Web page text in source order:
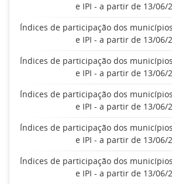
e IPI - a partir de 13/06/
Índices de participação dos
e IPI - a partir de 13/06/
Índices de participação dos
e IPI - a partir de 13/06/
Índices de participação dos
e IPI - a partir de 13/06/
Índices de participação dos
e IPI - a partir de 13/06/
Índices de participação dos
e IPI - a partir de 13/06/